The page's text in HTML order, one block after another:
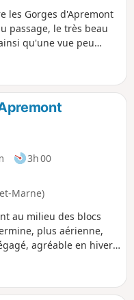
les Gorges d'Apremont
passage, le très beau
qu'une vue peu
parcourt quelques
aux noms poétiques et
3h 00
Marne)
au milieu des blocs
plus aérienne,
agréable en hiver,